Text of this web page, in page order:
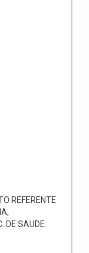
REFERENTE
DE SAUDE.